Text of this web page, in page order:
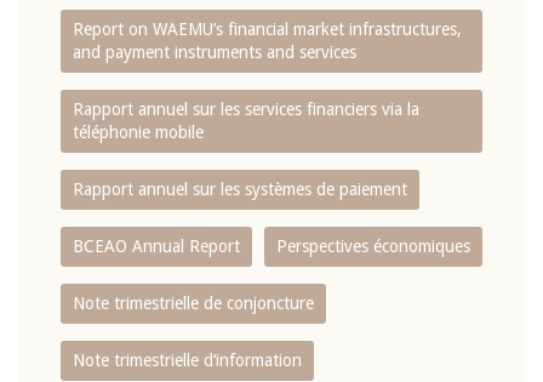
Report on WAEMU’s financial market infrastructures,
and payment instruments and services
Rapport annuel sur les services financiers via la
téléphonie mobile
Rapport annuel sur les systèmes de paiement
BCEAO Annual Report Perspectives économiques
Note trimestrielle de conjoncture
Note trimestrielle d‘information